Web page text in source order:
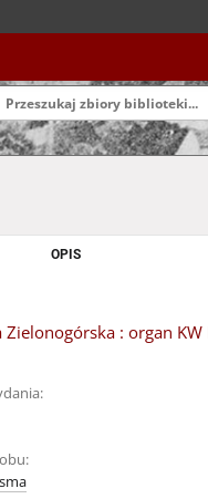
OPIS
Zielonogórska : organ